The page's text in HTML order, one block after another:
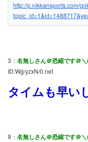
http://p.nikkansports.com/
3： 名無しさん＠恐縮です＠
ID:Wg/yzxN/0.net
タイムも早い
9： 名無しさん＠恐縮です＠